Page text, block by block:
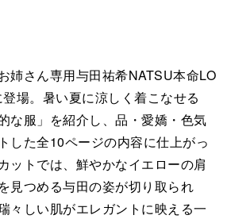
姉さん専用与田祐希NATSU本命LO
場。暑い夏に涼しく着こなせる
な服」を紹介し、品・愛嬌・色気
した全10ページの内容に仕上がっ
ットでは、鮮やかなイエローの肩
見つめる与田の姿が切り取られ
々しい肌がエレガントに映える一